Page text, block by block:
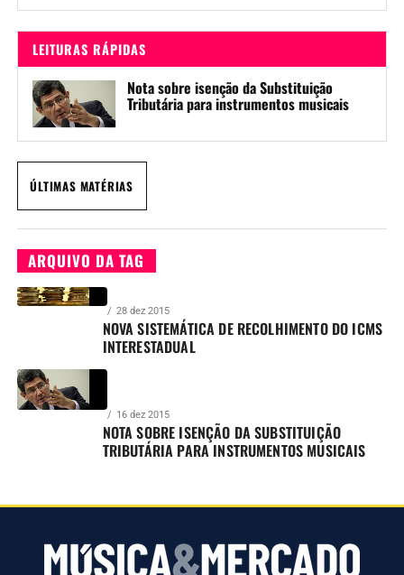
ICMS Interestadual nas operações com
consumidores finais e contribuintes do ICMS que
LEITURAS RÁPIDAS
Nota sobre isenção da Substituição
Tributária para instrumentos musicais
ÚLTIMAS MATÉRIAS
ARQUIVO DA TAG
28 dez 2015
NOVA SISTEMÁTICA DE RECOLHIMENTO DO ICMS
INTERESTADUAL
16 dez 2015
NOTA SOBRE ISENÇÃO DA SUBSTITUIÇÃO
TRIBUTÁRIA PARA INSTRUMENTOS MUSICAIS